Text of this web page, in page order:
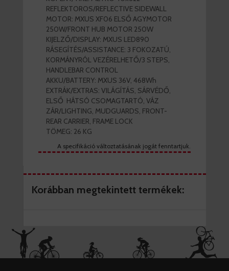
REFLEKTOROS/REFLECTIVE SIDEWALL
MOTOR: MXUS XF06 ELSŐ AGYMOTOR
250W/FRONT HUB MOTOR 250W
KIJELZŐ/DISPLAY: MXUS LED890
RÁSEGÍTÉS/ASSISTANCE: 3 FOKOZATÚ,
KORMÁNYRÓL VEZÉRELHETŐ/3 STEPS,
HANDLEBAR CONTROL
AKKU/BATTERY: MXUS 36V, 468Wh
EXTRÁK/EXTRAS: VILÁGÍTÁS, SÁRVÉDŐ,
ELSŐ  HÁTSÓ CSOMAGTARTÓ, VÁZ
ZÁR/LIGHTING, MUDGUARDS, FRONT-
REAR CARRIER, FRAME LOCK
TÖMEG: 26 KG
A specifikáció változtatásának jogát fenntartjuk.
Korábban megtekintett termékek: